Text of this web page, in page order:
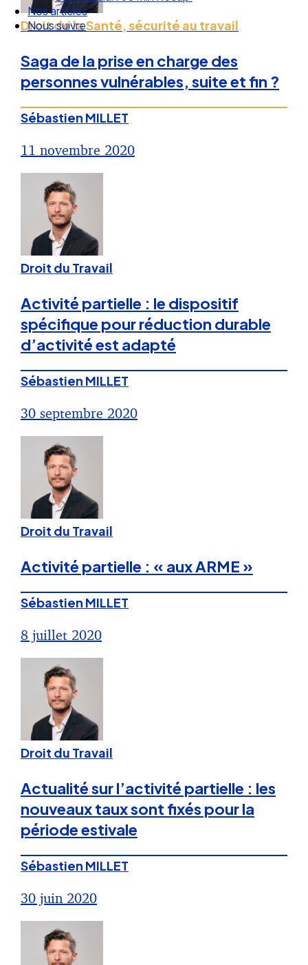
Droit Social : 60 min Recap’
Nos articles
Droit de la Santé, sécurité au travail
Saga de la prise en charge des
personnes vulnérables, suite et fin ?
Sébastien MILLET
11 novembre 2020
Droit du Travail
Activité partielle : le dispositif
spécifique pour réduction durable
d’activité est adapté
Sébastien MILLET
30 septembre 2020
Droit du Travail
Activité partielle : « aux ARME »
Sébastien MILLET
8 juillet 2020
Droit du Travail
Actualité sur l’activité partielle : les
nouveaux taux sont fixés pour la
période estivale
Sébastien MILLET
30 juin 2020